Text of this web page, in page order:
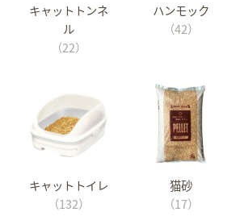
キャットトンネ
ル
（22）
ハンモック
（42）
キャットトイレ
（132）
猫砂
（17）